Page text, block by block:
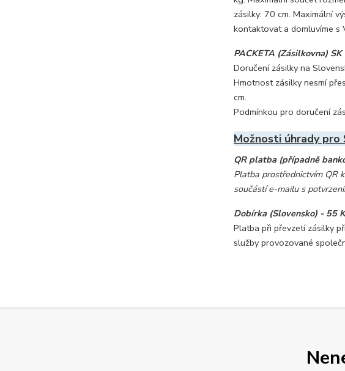
zásilky: 70 cm. Maximální
kontaktovat a domluvíme s
PACKETA (Zásilkovna)
Doručení zásilky na
Hmotnost zásilky nesmí
cm.
Podmínkou pro doručení
Možnosti úhrady pro
QR platba (případně
Platba prostřednictvím QR
součástí e-mailu s
Dobírka (Slovensko) - 55
Platba při převzetí zásilky
služby provozované